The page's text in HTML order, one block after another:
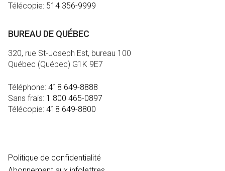
Télécopie: 514 356-9999
BUREAU DE QUÉBEC
320, rue St-Joseph Est, bureau 100
Québec (Québec) G1K 9E7
Téléphone: 418 649-8888
Sans frais: 1 800 465-0897
Télécopie: 418 649-8800
Politique de confidentialité